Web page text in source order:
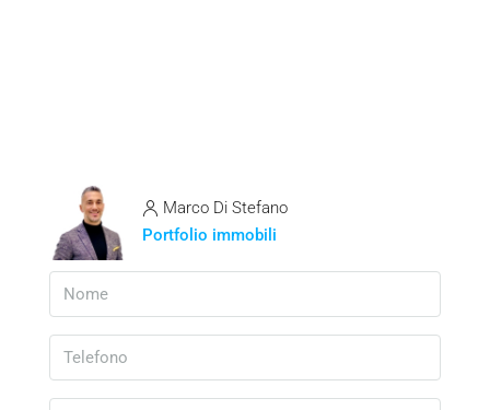
Marco Di Stefano
Portfolio immobili